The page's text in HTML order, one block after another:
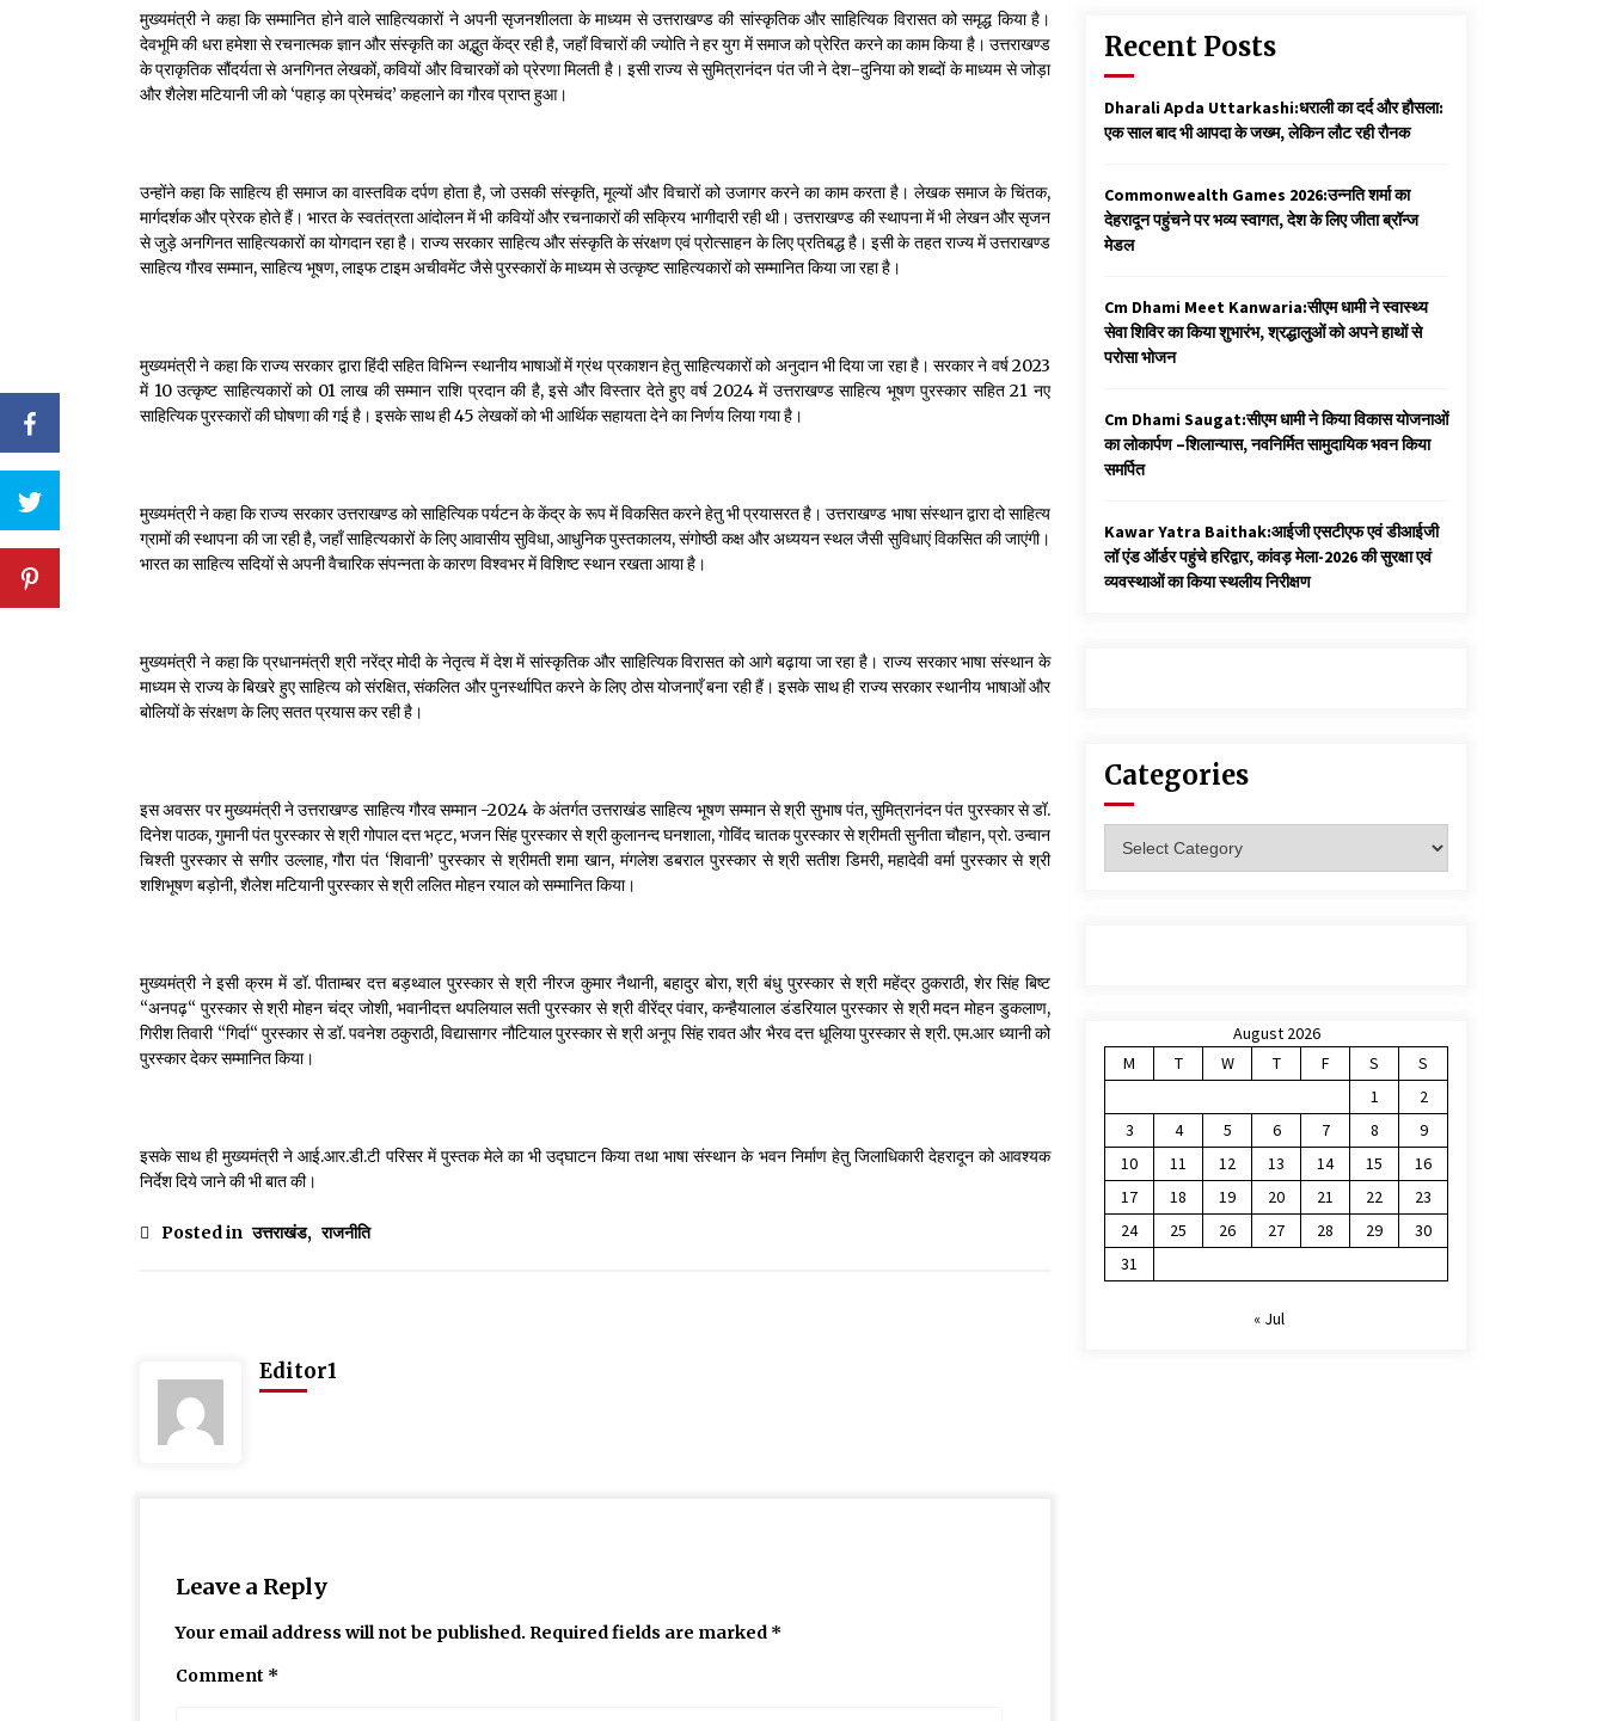
मुख्यमंत्री ने कहा कि सम्मानित होने वाले साहित्यकारों ने अपनी सृजनशीलता के माध्यम से उत्तराखण्ड की सांस्कृतिक और साहित्यिक विरासत को समृद्ध किया है।
देवभूमि की धरा हमेशा से रचनात्मक ज्ञान और संस्कृति का अद्भुत केंद्र रही है, जहाँ विचारों की ज्योति ने हर युग में समाज को प्रेरित करने का काम किया है। उत्तराखण्ड
के प्राकृतिक सौंदर्यता से अनगिनत लेखकों, कवियों और विचारकों को प्रेरणा मिलती है। इसी राज्य से सुमित्रानंदन पंत जी ने देश-दुनिया को शब्दों के माध्यम से जोड़ा
और शैलेश मटियानी जी को ‘पहाड़ का प्रेमचंद’ कहलाने का गौरव प्राप्त हुआ।
उन्होंने कहा कि साहित्य ही समाज का वास्तविक दर्पण होता है, जो उसकी संस्कृति, मूल्यों और विचारों को उजागर करने का काम करता है। लेखक समाज के चिंतक,
मार्गदर्शक और प्रेरक होते हैं। भारत के स्वतंत्रता आंदोलन में भी कवियों और रचनाकारों की सक्रिय भागीदारी रही थी। उत्तराखण्ड की स्थापना में भी लेखन और सृजन
से जुड़े अनगिनत साहित्यकारों का योगदान रहा है। राज्य सरकार साहित्य और संस्कृति के संरक्षण एवं प्रोत्साहन के लिए प्रतिबद्ध है। इसी के तहत राज्य में उत्तराखण्ड
साहित्य गौरव सम्मान, साहित्य भूषण, लाइफ टाइम अचीवमेंट जैसे पुरस्कारों के माध्यम से उत्कृष्ट साहित्यकारों को सम्मानित किया जा रहा है।
मुख्यमंत्री ने कहा कि राज्य सरकार द्वारा हिंदी सहित विभिन्न स्थानीय भाषाओं में ग्रंथ प्रकाशन हेतु साहित्यकारों को अनुदान भी दिया जा रहा है। सरकार ने वर्ष 2023
में 10 उत्कृष्ट साहित्यकारों को ₹01 लाख की सम्मान राशि प्रदान की है, इसे और विस्तार देते हुए वर्ष 2024 में उत्तराखण्ड साहित्य भूषण पुरस्कार सहित 21 नए
साहित्यिक पुरस्कारों की घोषणा की गई है। इसके साथ ही 45 लेखकों को भी आर्थिक सहायता देने का निर्णय लिया गया है।
मुख्यमंत्री ने कहा कि राज्य सरकार उत्तराखण्ड को साहित्यिक पर्यटन के केंद्र के रूप में विकसित करने हेतु भी प्रयासरत है। उत्तराखण्ड भाषा संस्थान द्वारा दो साहित्य
ग्रामों की स्थापना की जा रही है, जहाँ साहित्यकारों के लिए आवासीय सुविधा, आधुनिक पुस्तकालय, संगोष्ठी कक्ष और अध्ययन स्थल जैसी सुविधाएं विकसित की जाएंगी।
भारत का साहित्य सदियों से अपनी वैचारिक संपन्नता के कारण विश्वभर में विशिष्ट स्थान रखता आया है।
मुख्यमंत्री ने कहा कि प्रधानमंत्री श्री नरेंद्र मोदी के नेतृत्व में देश में सांस्कृतिक और साहित्यिक विरासत को आगे बढ़ाया जा रहा है। राज्य सरकार भाषा संस्थान के
माध्यम से राज्य के बिखरे हुए साहित्य को संरक्षित, संकलित और पुनर्स्थापित करने के लिए ठोस योजनाएँ बना रही हैं। इसके साथ ही राज्य सरकार स्थानीय भाषाओं और
बोलियों के संरक्षण के लिए सतत प्रयास कर रही है।
इस अवसर पर मुख्यमंत्री ने उत्तराखण्ड साहित्य गौरव सम्मान -2024 के अंतर्गत उत्तराखंड साहित्य भूषण सम्मान से श्री सुभाष पंत, सुमित्रानंदन पंत पुरस्कार से डॉ.
दिनेश पाठक, गुमानी पंत पुरस्कार से श्री गोपाल दत्त भट्ट, भजन सिंह पुरस्कार से श्री कुलानन्द घनशाला, गोविंद चातक पुरस्कार से श्रीमती सुनीता चौहान, प्रो. उन्वान
चिश्ती पुरस्कार से सगीर उल्लाह, गौरा पंत ‘शिवानी’ पुरस्कार से श्रीमती शमा खान, मंगलेश डबराल पुरस्कार से श्री सतीश डिमरी, महादेवी वर्मा पुरस्कार से श्री
शशिभूषण बड़ोनी, शैलेश मटियानी पुरस्कार से श्री ललित मोहन रयाल को सम्मानित किया।
मुख्यमंत्री ने इसी क्रम में डॉ. पीताम्बर दत्त बड़थ्वाल पुरस्कार से श्री नीरज कुमार नैथानी, बहादुर बोरा, श्री बंधु पुरस्कार से श्री महेंद्र ठुकराठी, शेर सिंह बिष्ट
‘‘अनपढ़‘‘ पुरस्कार से श्री मोहन चंद्र जोशी, भवानीदत्त थपलियाल सती पुरस्कार से श्री वीरेंद्र पंवार, कन्हैयालाल डंडरियाल पुरस्कार से श्री मदन मोहन डुकलाण,
गिरीश तिवारी ‘‘गिर्दा‘‘ पुरस्कार से डॉ. पवनेश ठकुराठी, विद्यासागर नौटियाल पुरस्कार से श्री अनूप सिंह रावत और भैरव दत्त धूलिया पुरस्कार से श्री. एम.आर ध्यानी को
पुरस्कार देकर सम्मानित किया।
इसके साथ ही मुख्यमंत्री ने आई.आर.डी.टी परिसर में पुस्तक मेले का भी उद्घाटन किया तथा भाषा संस्थान के भवन निर्माण हेतु जिलाधिकारी देहरादून को आवश्यक
निर्देश दिये जाने की भी बात की।
Posted in उत्तराखंड, राजनीति
Editor1
Leave a Reply
Your email address will not be published. Required fields are marked *
Comment *
Recent Posts
Dharali Apda Uttarkashi:धराली का दर्द और हौसला:
एक साल बाद भी आपदा के जख्म, लेकिन लौट रही रौनक
Commonwealth Games 2026:उन्नति शर्मा का
देहरादून पहुंचने पर भव्य स्वागत, देश के लिए जीता ब्रॉन्ज
मेडल
Cm Dhami Meet Kanwaria:सीएम धामी ने स्वास्थ्य
सेवा शिविर का किया शुभारंभ, श्रद्धालुओं को अपने हाथों से
परोसा भोजन
Cm Dhami Saugat:सीएम धामी ने किया विकास योजनाओं
का लोकार्पण –शिलान्यास, नवनिर्मित सामुदायिक भवन किया
समर्पित
Kawar Yatra Baithak:आईजी एसटीएफ एवं डीआईजी
लॉ एंड ऑर्डर पहुंचे हरिद्वार, कांवड़ मेला-2026 की सुरक्षा एवं
व्यवस्थाओं का किया स्थलीय निरीक्षण
Categories
August 2026
M
T W T F S
S
1
2
3
4 5 6 7 8
9
10
11 12 13 14 15
16
17
18 19 20 21 22
23
24
25 26 27 28 29
30
31
« Jul